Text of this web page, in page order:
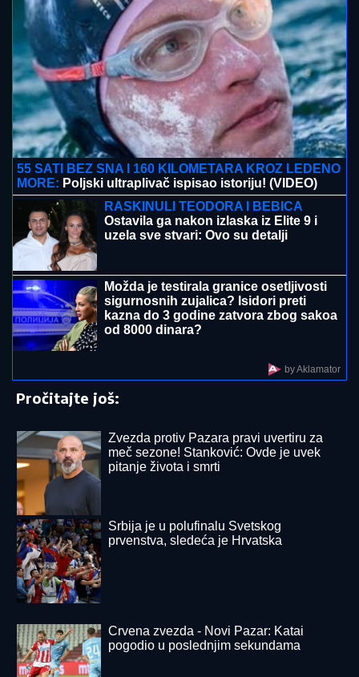
TAMARA ĐURIĆ DAJE 560.000 EVRA
KAO JEMSTVO ZA BIVŠEG MUŽAŽeli
da se brani sa slobode: "Verujem da bi
i on to uradio za mene", ovo su svi
detalji
(VIDEO) TRUDNA ANITA DOVEZLA
LUKU NA PINK
Strasno se grle i ljube
u kolima, ne pušta ga: Blista pred
porođaj
Sita Ahmić ga je predstavila kao nepriznatog sina
Asmina Durdžića, a sada je otkriven njegov identitet i
OŽENIO SE DEJAN STANKOVIĆ
KRALJ!
(VIDEO)
5 MINUTA SNIMKA REŠAVAJU
MISTERIJU NESTANKA
NIKO NIJE VIDEO: Supruzi je poslao
OVU poruku (FOTO)